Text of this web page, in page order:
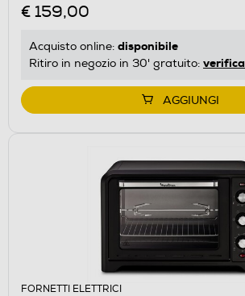
€ 159,00
Acquisto online: disponibile
Ritiro in negozio in 30' gratuito: verifica
AGGIUNGI
FORNETTI ELETTRICI